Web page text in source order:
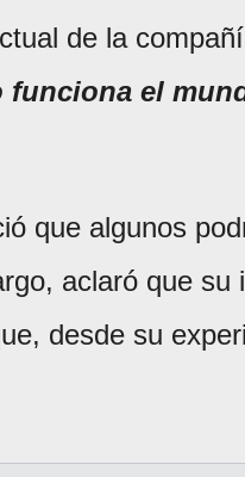
de la
el
que algunos
aclaró que su
desde su